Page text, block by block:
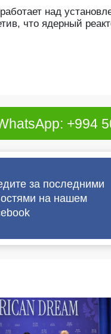
над
что ядерный
+994
за последними
на нашем